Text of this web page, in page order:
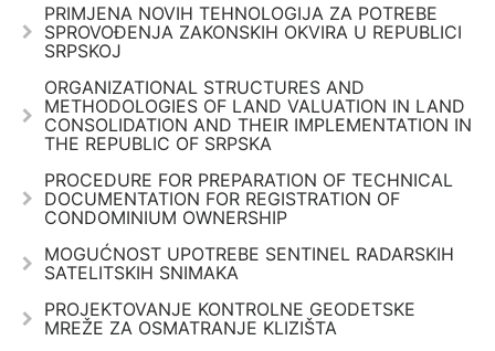
PRIMJENA NOVIH TEHNOLOGIJA ZA POTREBE
SPROVOĐENJA ZAKONSKIH OKVIRA U REPUBLICI
SRPSKOJ
ORGANIZATIONAL STRUCTURES AND
METHODOLOGIES OF LAND VALUATION IN LAND
CONSOLIDATION AND THEIR IMPLEMENTATION IN
THE REPUBLIC OF SRPSKA
PROCEDURE FOR PREPARATION OF TECHNICAL
DOCUMENTATION FOR REGISTRATION OF
CONDOMINIUM OWNERSHIP
MOGUĆNOST UPOTREBE SENTINEL RADARSKIH
SATELITSKIH SNIMAKA
PROJEKTOVANJE KONTROLNE GEODETSKE
MREŽE ZA OSMATRANJE KLIZIŠTA